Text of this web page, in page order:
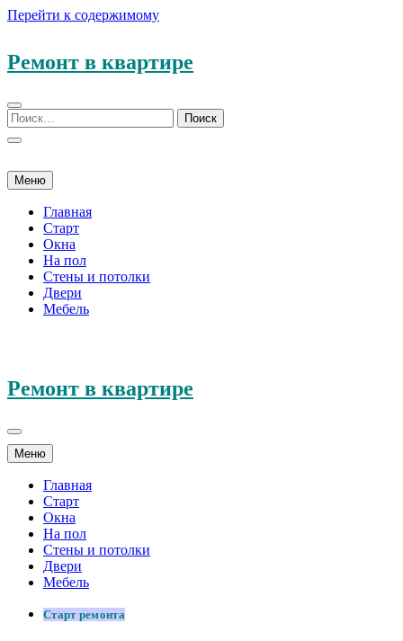
Перейти к содержимому
Ремонт в квартире
Меню
Главная
Старт
Окна
На пол
Стены и потолки
Двери
Мебель
Ремонт в квартире
Меню
Главная
Старт
Окна
На пол
Стены и потолки
Двери
Мебель
Старт ремонта